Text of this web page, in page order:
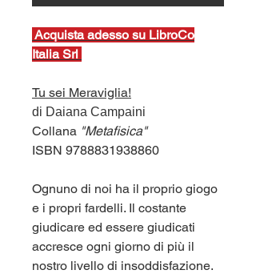
Acquista adesso su LibroCo
Italia Srl
Tu sei Meraviglia!
di Daiana Campaini
Collana "Metafisica"
ISBN 9788831938860
Ognuno di noi ha il proprio giogo
e i propri fardelli. Il costante
giudicare ed essere giudicati
accresce ogni giorno di più il
nostro livello di insoddisfazione.